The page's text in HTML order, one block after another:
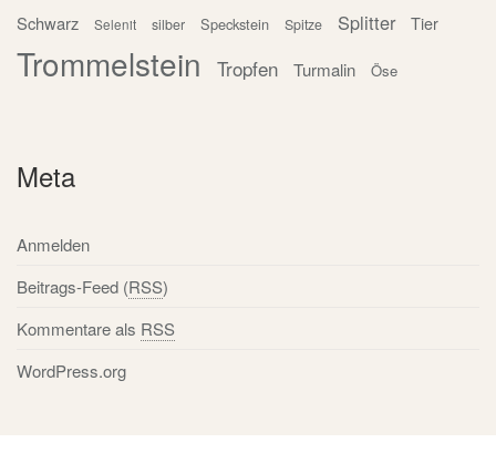
Schwarz Selenit silber Speckstein Spitze Splitter Tier
Trommelstein Tropfen Turmalin Öse
Meta
Anmelden
Beitrags-Feed (RSS)
Kommentare als RSS
WordPress.org